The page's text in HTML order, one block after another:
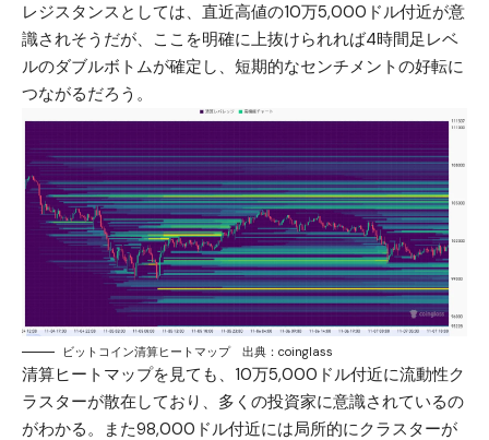
レジスタンスとしては、直近高値の10万5,000ドル付近が意
識されそうだが、ここを明確に上抜けられれば4時間足レベ
ルのダブルボトムが確定し、短期的なセンチメントの好転に
つながるだろう。
ビットコイン清算ヒートマップ 出典：coinglass
清算ヒートマップを見ても、10万5,000ドル付近に流動性ク
ラスターが散在しており、多くの投資家に意識されているの
がわかる。また98,000ドル付近には局所的にクラスターが